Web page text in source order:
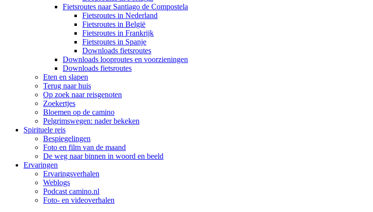
Fietsroutes naar Santiago de Compostela
Fietsroutes in Nederland
Fietsroutes in België
Fietsroutes in Frankrijk
Fietsroutes in Spanje
Downloads fietsroutes
Downloads looproutes en voorzieningen
Downloads fietsroutes
Eten en slapen
Terug naar huis
Op zoek naar reisgenoten
Zoekertjes
Bloemen op de camino
Pelgrimswegen: nader bekeken
Spirituele reis
Bespiegelingen
Foto en film van de maand
De weg naar binnen in woord en beeld
Ervaringen
Ervaringsverhalen
Weblogs
Podcast camino.nl
Foto- en videoverhalen